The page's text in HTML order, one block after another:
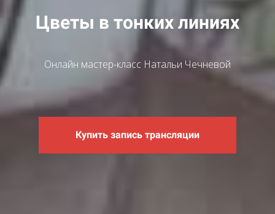
Цветы в тонких линиях
Онлайн мастер-класс Натальи Чечневой
Купить запись трансляции